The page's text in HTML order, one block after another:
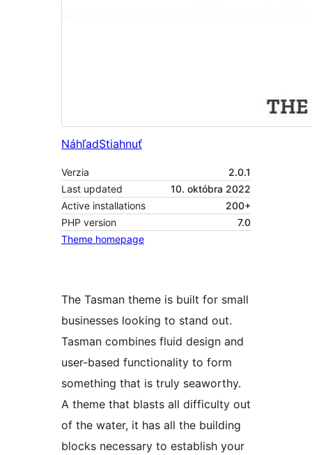
NáhľadStiahnuť
Verzia
2.0.1
Last updated
10. októbra 2022
Active installations
200+
PHP version
7.0
Theme homepage
The Tasman theme is built for small
businesses looking to stand out.
Tasman combines fluid design and
user-based functionality to form
something that is truly seaworthy.
A theme that blasts all difficulty out
of the water, it has all the building
blocks necessary to establish your